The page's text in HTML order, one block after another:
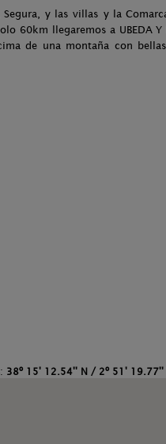
y las villas y la
60km llegaremos a UBEDA Y
de una montaña con
38º 15' 12.54'' N / 2º 51' 19.77''